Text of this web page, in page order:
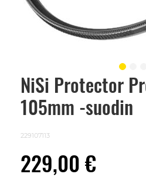
NiSi Protector
105mm -suodin
229107113
229,00 €
Skip
beginning
images